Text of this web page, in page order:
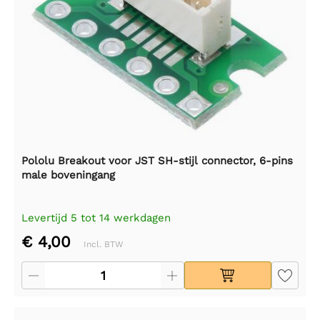
Pololu Breakout voor JST SH-stijl connector, 6-pins
male boveningang
Levertijd 5 tot 14 werkdagen
€ 4,00 Incl. BTW